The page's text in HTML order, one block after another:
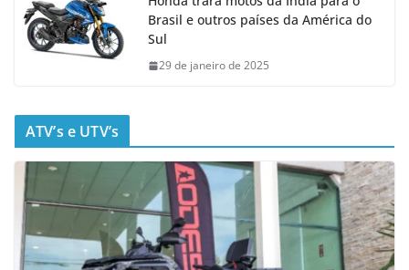
Brasil e outros países da América do
Sul
29 de janeiro de 2025
ATV’s e UTV’s